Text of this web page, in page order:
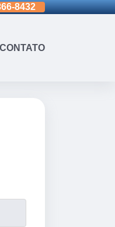
8432 (15)3326-9334
CONTATO